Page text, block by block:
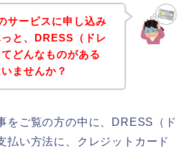
サービスに申し込み
と、DRESS（ドレ
どんなものがある
ませんか？
をご覧の方の中に、DRESS（ド
払い方法に、クレジットカード